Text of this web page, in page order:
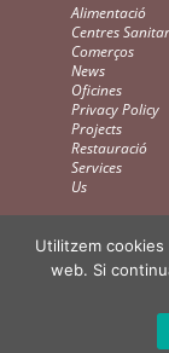
Alimentació
Centres
Comerços
News
Oficines
Privacy Policy
Projects
Restauració
Services
Us
Utilitzem
web. Si